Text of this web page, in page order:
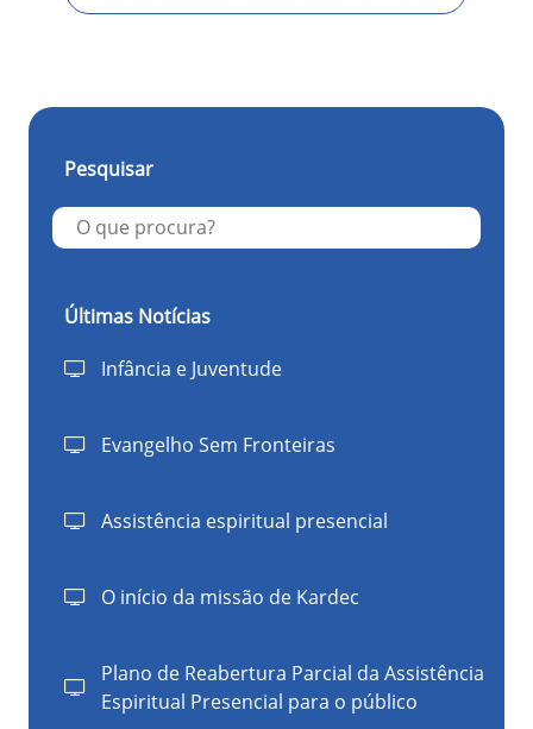
Pesquisar
Últimas Notícias
Infância e Juventude
Evangelho Sem Fronteiras
Assistência espiritual presencial
O início da missão de Kardec
Plano de Reabertura Parcial da Assistência
Espiritual Presencial para o público